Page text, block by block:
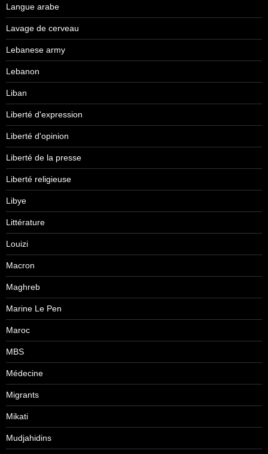
Langue arabe
Lavage de cerveau
Lebanese army
Lebanon
Liban
Liberté d'expression
Liberté d'opinion
Liberté de la presse
Liberté religieuse
Libye
Littérature
Louizi
Macron
Maghreb
Marine Le Pen
Maroc
MBS
Médecine
Migrants
Mikati
Mudjahidins